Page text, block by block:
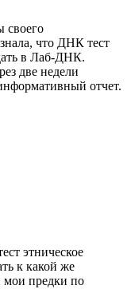
своего
что ДНК тест
в Лаб-ДНК.
две недели
отчет.
этническое
к какой же
мои предки по